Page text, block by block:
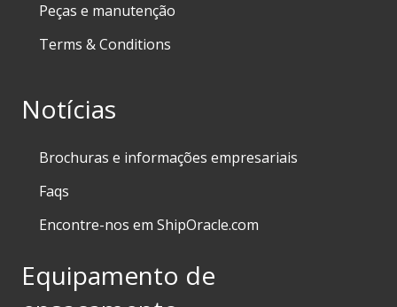
Peças e manutenção
Terms & Conditions
Notícias
Brochuras e informações empresariais
Faqs
Encontre-nos em ShipOracle.com
Equipamento de